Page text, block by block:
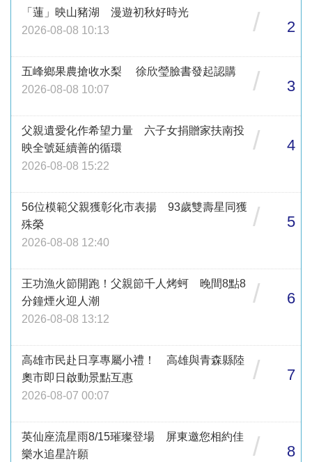
「蓮」映山豬湖 漫遊初秋好時光
2026-08-08 10:13
/ 2
五峰鄉果農搶收水梨 徐欣瑩臉書發起認購
2026-08-08 10:07
/ 3
父親遺愛化作希望力量 六子女捐贈家扶南投
映全號延續善的循環
2026-08-08 15:22
/ 4
56位模範父親獲彰化市表揚 93歲雙壽星同獲
殊榮
2026-08-08 12:40
/ 5
王功漁火節開跑！父親節千人烤蚵 晚間8點8
分鐘煙火迎人潮
2026-08-08 13:12
/ 6
高雄市民赴日享專屬小禮！ 高雄與青森縣陸
奧市即日啟動景點互惠
2026-08-07 00:07
/ 7
英仙座流星雨8/15璀璨登場 屏東邀您相約佳
樂水追星許願
/ 8